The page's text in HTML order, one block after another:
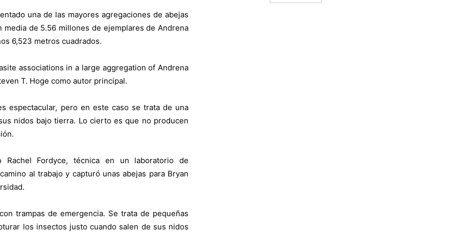
una de las mayores agregaciones de abejas
de 5.56 millones de ejemplares de Andrena
6,523 metros cuadrados.
associations in a large aggregation of Andrena
T. Hoge como autor principal.
espectacular, pero en este caso se trata de una
nidos bajo tierra. Lo cierto es que no producen
Rachel Fordyce, técnica en un laboratorio de
al trabajo y capturó unas abejas para Bryan
trampas de emergencia. Se trata de pequeñas
los insectos justo cuando salen de sus nidos